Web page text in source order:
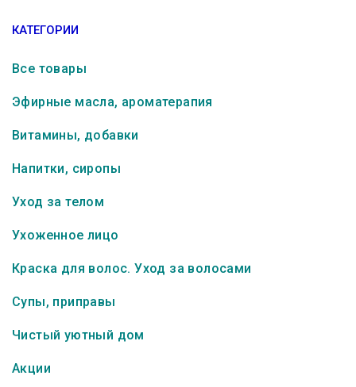
КАТЕГОРИИ
Все товары
Эфирные масла, ароматерапия
Витамины, добавки
Напитки, сиропы
Уход за телом
Ухоженное лицо
Краска для волос. Уход за волосами
Супы, приправы
Чистый уютный дом
Акции